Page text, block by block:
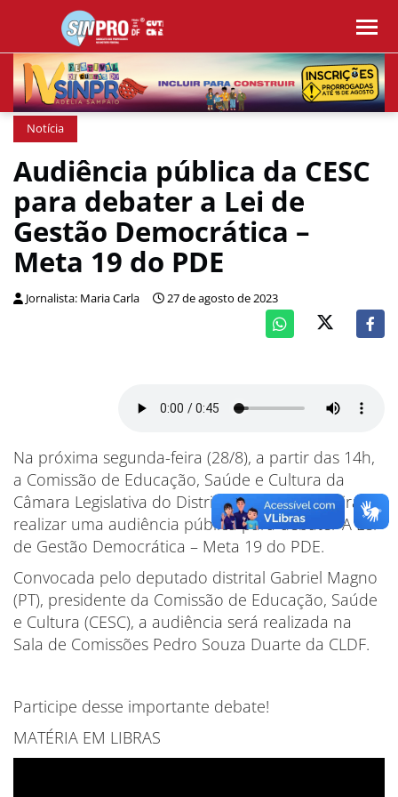
Notícia
Audiência pública da CESC
para debater a Lei de
Gestão Democrática –
Meta 19 do PDE
Jornalista: Maria Carla 27 de agosto de 2023
Na próxima segunda-feira (28/8), a partir das 14h,
a Comissão de Educação, Saúde e Cultura da
Câmara Legislativa do Distrito Federal (CLDF) irá
realizar uma audiência pública para debater A Lei
de Gestão Democrática – Meta 19 do PDE.
Convocada pelo deputado distrital Gabriel Magno
(PT), presidente da Comissão de Educação, Saúde
e Cultura (CESC), a audiência será realizada na
Sala de Comissões Pedro Souza Duarte da CLDF.
Participe desse importante debate!
MATÉRIA EM LIBRAS